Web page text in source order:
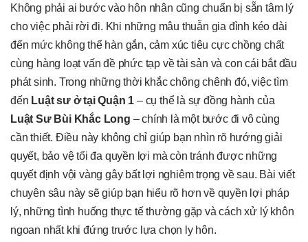
Không phải ai bước vào hôn nhân cũng chuẩn bị sẵn tâm lý
cho việc phải rời đi. Khi những mâu thuẫn gia đình kéo dài
đến mức không thể hàn gắn, cảm xúc tiêu cực chồng chất
cùng hàng loạt vấn đề phức tạp về tài sản và con cái bắt đầu
phát sinh. Trong những thời khắc chông chênh đó, việc tìm
đến Luật sư ở tại Quận 1 – cụ thể là sự đồng hành của
Luật Sư Bùi Khắc Long – chính là một bước đi vô cùng
cần thiết. Điều này không chỉ giúp bạn nhìn rõ hướng giải
quyết, bảo vệ tối đa quyền lợi mà còn tránh được những
quyết định vội vàng gây bất lợi nghiêm trọng về sau. Bài viết
chuyên sâu này sẽ giúp bạn hiểu rõ hơn về quyền lợi pháp
lý, những tình huống thực tế thường gặp và cách xử lý khôn
ngoan nhất khi đứng trước lựa chọn ly hôn.